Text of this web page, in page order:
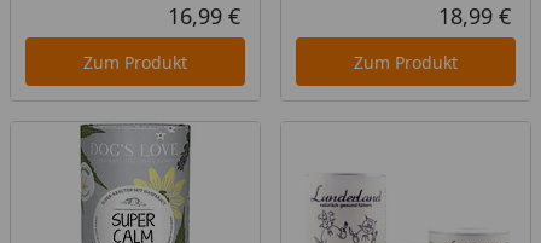
Aktueller Preis
16,99 €
Zum Produkt
18,99 €
Zum Produkt